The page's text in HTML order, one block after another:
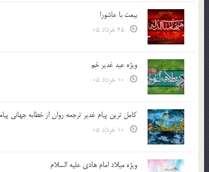
بیعت با عاشورا
ویژه عید غدیر خم
کامل ترین پیام غدیر ترجمه روان از خطابه جهانی
ویژه میلاد امام هادی علیه السلام